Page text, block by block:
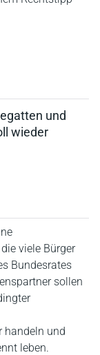
und
wieder
viele Bürger
Bundesrates
sollen
handeln und
leben.